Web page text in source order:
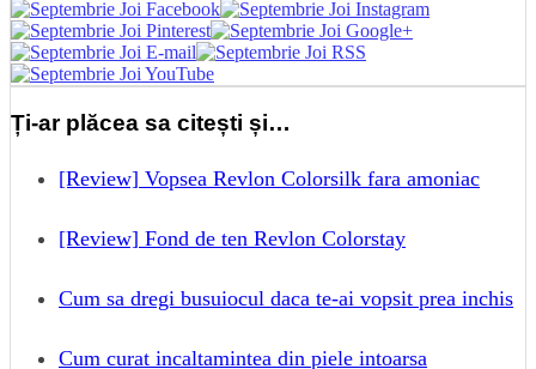
Ți-ar plăcea sa citești și…
[Review] Vopsea Revlon Colorsilk fara amoniac
[Review] Fond de ten Revlon Colorstay
Cum sa dregi busuiocul daca te-ai vopsit prea inchis
Cum curat incaltamintea din piele intoarsa